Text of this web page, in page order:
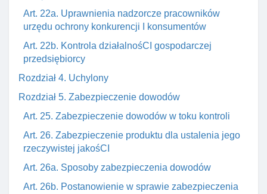
Art. 22a. Uprawnienia nadzorcze pracowników
urzędu ochrony konkurencji I konsumentów
Art. 22b. Kontrola działalnośCI gospodarczej
przedsiębiorcy
Rozdział 4. Uchylony
Rozdział 5. Zabezpieczenie dowodów
Art. 25. Zabezpieczenie dowodów w toku kontroli
Art. 26. Zabezpieczenie produktu dla ustalenia jego
rzeczywistej jakośCI
Art. 26a. Sposoby zabezpieczenia dowodów
Art. 26b. Postanowienie w sprawie zabezpieczenia